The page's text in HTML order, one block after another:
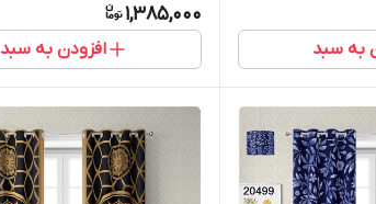
به سبد
1,385,000
افزودن به سبد